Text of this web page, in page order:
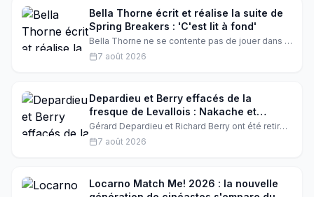
Bella Thorne écrit et réalise la suite de
Spring Breakers : 'C'est lit à fond'
Bella Thorne ne se contente pas de jouer dans la
suite de Spring Breakers : elle signe aussi le
scénario et la réalisation. L'actrice promet un film
qui électrise Hollywood.
7 août 2026
Depardieu et Berry effacés de la
fresque de Levallois : Nakache et
Laurent les remplacent
Gérard Depardieu et Richard Berry ont été retirés
de la fresque « Le Café des acteurs » à
Levallois-Perret. Géraldine Nakache et Mélanie
7 août 2026
Locarno Match Me! 2026 : la nouvelle